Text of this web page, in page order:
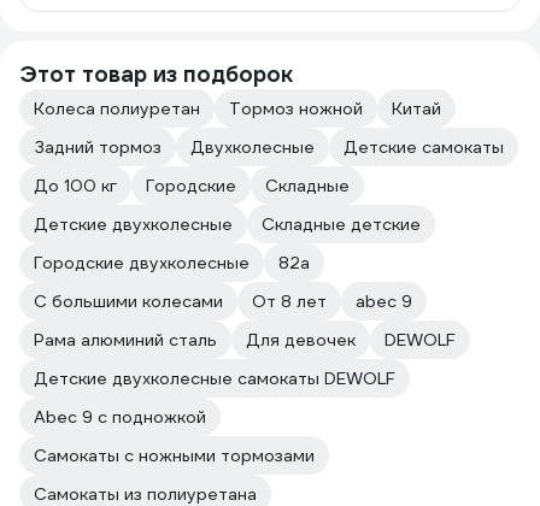
Этот товар из подборок
Колеса полиуретан Тормоз ножной
Китай
Задний тормоз
Двухколесные
Детские самокаты
До 100 кг
Городские
Складные
Детские двухколесные
Складные детские
Городские двухколесные
82а
С большими колесами
От 8 лет
abec 9
Рама алюминий сталь
Для девочек
DEWOLF
Детские двухколесные самокаты DEWOLF
Abec 9 с подножкой
Самокаты с ножными тормозами
Самокаты из полиуретана